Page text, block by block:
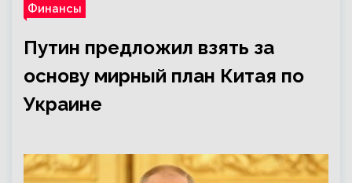
Финансы
Путин предложил взять за
основу мирный план Китая по
Украине